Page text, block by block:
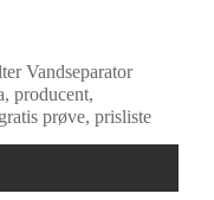
Vandseparator
producent,
prøve, prisliste